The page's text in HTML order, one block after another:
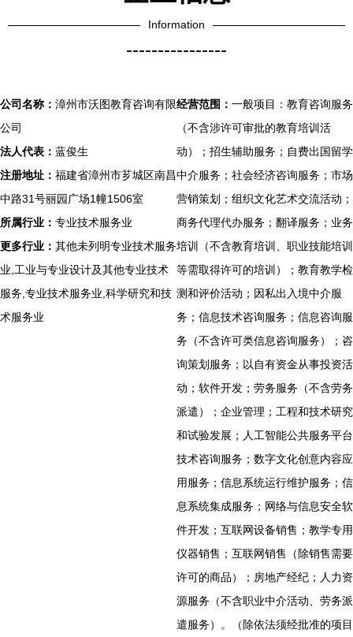
Information
----------------
公司名称： 漳州市沃图教育咨询有限
公司
法人代表： 蓝俊生
注册地址： 福建省漳州市芗城区南昌
中路31号丽园广场1幢1506室
所属行业： 专业技术服务业
更多行业： 其他未列明专业技术服务
业,工业与专业设计及其他专业技术
服务,专业技术服务业,科学研究和技
术服务业
经营范围： 一般项目：教育咨询服务
（不含涉许可审批的教育培训活
动）；招生辅助服务；自费出国留学
中介服务；社会经济咨询服务；市场
营销策划；组织文化艺术交流活动；
商务代理代办服务；翻译服务；业务
培训（不含教育培训、职业技能培训
等需取得许可的培训）；教育教学检
测和评价活动；因私出入境中介服
务；信息技术咨询服务；信息咨询服
务（不含许可类信息咨询服务）；咨
询策划服务；以自有资金从事投资活
动；软件开发；劳务服务（不含劳务
派遣）；企业管理；工程和技术研究
和试验发展；人工智能公共服务平台
技术咨询服务；数字文化创意内容应
用服务；信息系统运行维护服务；信
息系统集成服务；网络与信息安全软
件开发；互联网设备销售；教学专用
仪器销售；互联网销售（除销售需要
许可的商品）；房地产经纪；人力资
源服务（不含职业中介活动、劳务派
遣服务）。（除依法须经批准的项目